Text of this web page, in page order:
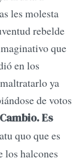
les molesta
rebelde
que
en los
ya
de votos
Es
quo que es
los halcones